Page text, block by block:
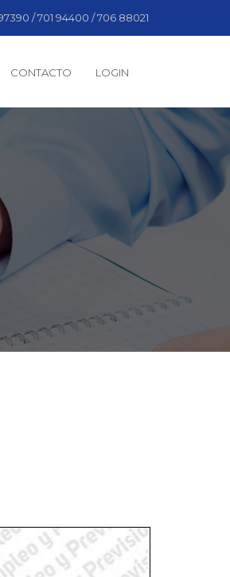
/ 701 94400 / 706 88021
CONTACTO LOGIN